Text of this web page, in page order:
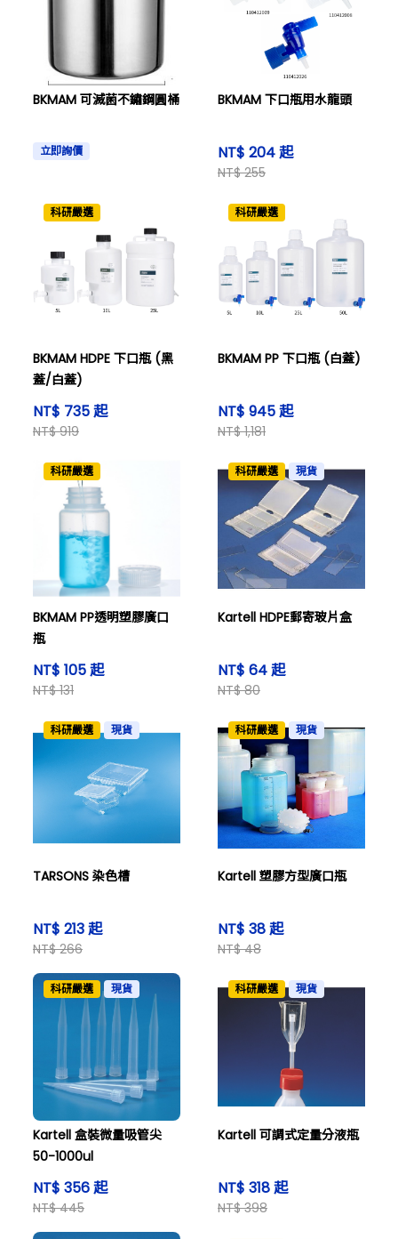
BKMAM 可滅菌不鏽鋼圓桶
立即詢價
BKMAM 下口瓶用水龍頭
NT$ 204 起
NT$ 255
科研嚴選
BKMAM HDPE 下口瓶 (黑
蓋/白蓋)
NT$ 735 起
NT$ 919
科研嚴選
BKMAM PP 下口瓶 (白蓋)
NT$ 945 起
NT$ 1,181
科研嚴選
BKMAM PP透明塑膠廣口
瓶
NT$ 105 起
NT$ 131
科研嚴選 現貨
Kartell HDPE郵寄玻片盒
NT$ 64 起
NT$ 80
科研嚴選 現貨
TARSONS 染色槽
NT$ 213 起
NT$ 266
科研嚴選 現貨
Kartell 塑膠方型廣口瓶
NT$ 38 起
NT$ 48
科研嚴選 現貨
Kartell 盒裝微量吸管尖
50-1000ul
NT$ 356 起
NT$ 445
科研嚴選 現貨
Kartell 可調式定量分液瓶
NT$ 318 起
NT$ 398